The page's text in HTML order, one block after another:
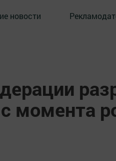
новости
момента